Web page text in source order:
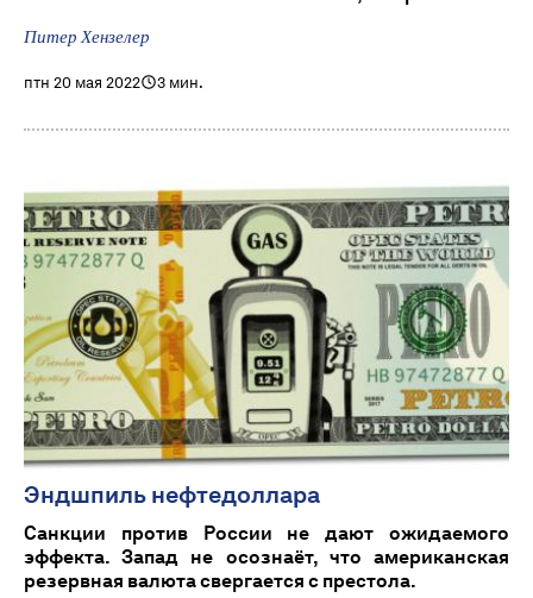
Питер Хензелер
птн 20 мая 2022 3 мин.
Эндшпиль нефтедоллара
Санкции против России не дают ожидаемого
эффекта. Запад не осознаëт, что американская
резервная валюта свергается с престола.